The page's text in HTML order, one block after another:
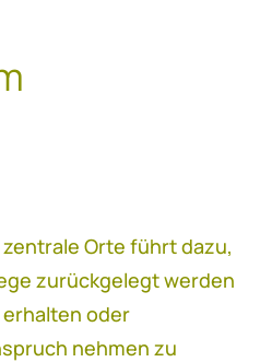
Orte führt dazu,
zurückgelegt werden
erhalten oder
nehmen zu